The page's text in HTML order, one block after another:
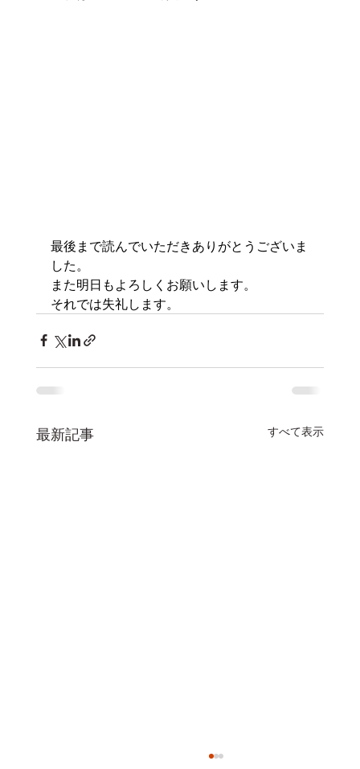
最後まで読んでいただきありがとうございま
した。
また明日もよろしくお願いします。
それでは失礼します。
最新記事 すべて表示